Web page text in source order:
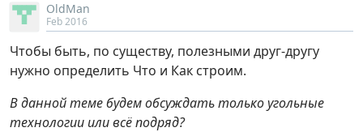
OldMan
Feb 2016
Чтобы быть, по существу, полезными друг-другу
нужно определить Что и Как строим.
В данной теме будем обсуждать только угольные
технологии или всё подряд?